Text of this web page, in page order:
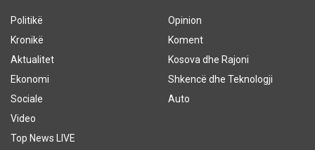
Politikë
Kronikë
Aktualitet
Ekonomi
Sociale
Video
Top News LIVE
Opinion
Koment
Kosova dhe Rajoni
Shkencë dhe Teknologji
Auto